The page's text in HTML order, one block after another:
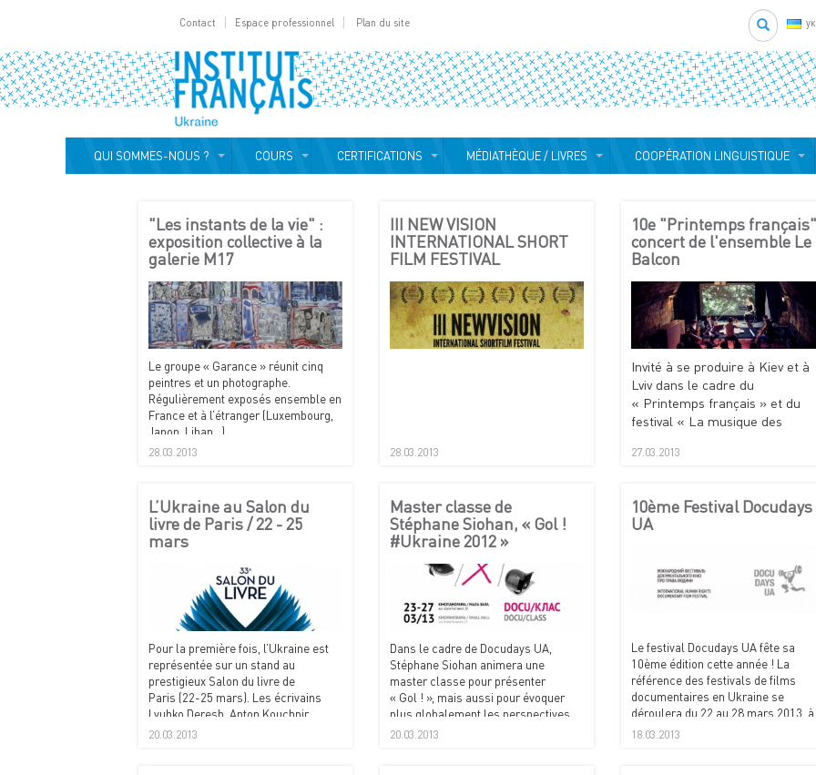
Contact Espace professionnel Plan du site Search
QUI SOMMES-NOUS ? COURS CERTIFICATIONS MÉDIATHÈQUE / LIVRES COOPÉRATION LINGUISTIQUE
"Les instants de la vie" :
exposition collective à la
galerie M17
Le groupe « Garance » réunit cinq
peintres et un photographe.
Régulièrement exposés ensemble en
France et à l’étranger (Luxembourg,
Japon, Liban...).
28.03.2013
III NEW VISION
INTERNATIONAL SHORT
FILM FESTIVAL
28.03.2013
10e "Printemps
concert de l'ensemble Le
Balcon
Invité à se produire à Kiev et à
Lviv dans le cadre du
« Printemps français » et du
festival « La musique des
Segin.
27.03.2013
L’Ukraine au Salon du
livre de Paris / 22 - 25
mars
Pour la première fois, l’Ukraine est
représentée sur un stand au
prestigieux Salon du livre de
Paris (22-25 mars). Les écrivains
Lyubko Deresh, Anton Kouchnir,
Yevhenia Kononenko, Maryna
20.03.2013
Master classe de
Stéphane Siohan, « Gol !
#Ukraine 2012 »
Dans le cadre de Docudays UA,
Stéphane Siohan animera une
master classe pour présenter
« Gol ! », mais aussi pour évoquer
plus globalement les perspectives
ouvertes par ce nouveau genre de
20.03.2013
10ème Festival Docudays
UA
Le festival Docudays UA fête sa
10ème édition cette année ! La
référence des festivals de films
documentaires en Ukraine se
déroulera du 22 au 28 mars 2013, à
la Maison du cinéma (Dom Kino) et
18.03.2013